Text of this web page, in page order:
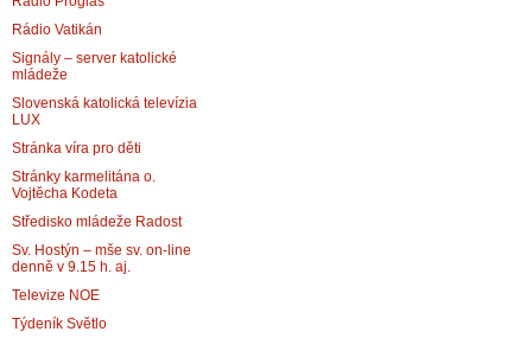
Rádio Vatikán
Signály – server katolické
mládeže
Slovenská katolická televízia
LUX
Stránka víra pro děti
Stránky karmelitána o.
Vojtěcha Kodeta
Středisko mládeže Radost
Sv. Hostýn – mše sv. on-line
denně v 9.15 h. aj.
Televize NOE
Týdeník Světlo